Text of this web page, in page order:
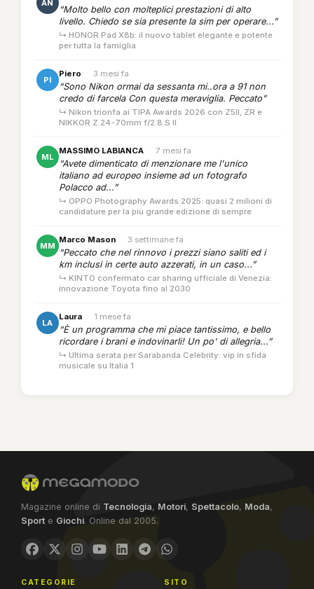
AN
“Molto bello con molteplici prestazioni di alto
livello. Chiedo se sia presente la sim per operare...”
↳ HONOR Pad X8b: il nuovo tablet elegante e potente
per tutta la famiglia
PI
Piero · 3 mesi fa
“Sono Nikon ormai da sessanta mi..ora a 91 non
credo di farcela Con questa meraviglia. Peccato”
↳ Nikon trionfa ai TIPA Awards 2026 con Z5II, ZR e
NIKKOR Z 24-70mm f/2.8 S II
ML
MASSIMO LABIANCA · 7 mesi fa
“Avete dimenticato di menzionare me l'unico
italiano ad europeo insieme ad un fotografo
Polacco ad...”
↳ OPPO Photography Awards 2025: quasi 2 milioni di
candidature per la più grande edizione di sempre
MM
Marco Mason · 3 settimane fa
“Peccato che nel rinnovo i prezzi siano saliti ed i
km inclusi in certe auto azzerati, in un caso...”
↳ KINTO confermato car sharing ufficiale di Venezia:
innovazione Toyota fino al 2030
LA
Laura · 1 mese fa
“È un programma che mi piace tantissimo, e bello
ricordare i brani e indovinarli! Un po' di allegria...”
↳ Ultima serata per Sarabanda Celebrity: vip in sfida
musicale su Italia 1
Magazine online di Tecnologia, Motori, Spettacolo, Moda,
Sport e Giochi. Online dal 2005.
CATEGORIE SITO